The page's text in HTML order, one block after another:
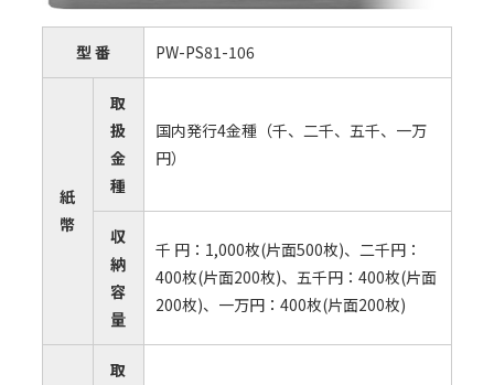
型 番 PW-PS81-106
紙
幣
取
扱
⾦
種
国内発⾏4⾦種（千、⼆千、五千、⼀万
円）
収
納
容
量
千 円：1,000枚(⽚⾯500枚)、⼆千円：
400枚(⽚⾯200枚)、五千円：400枚(⽚⾯
200枚)、⼀万円：400枚(⽚⾯200枚)
取